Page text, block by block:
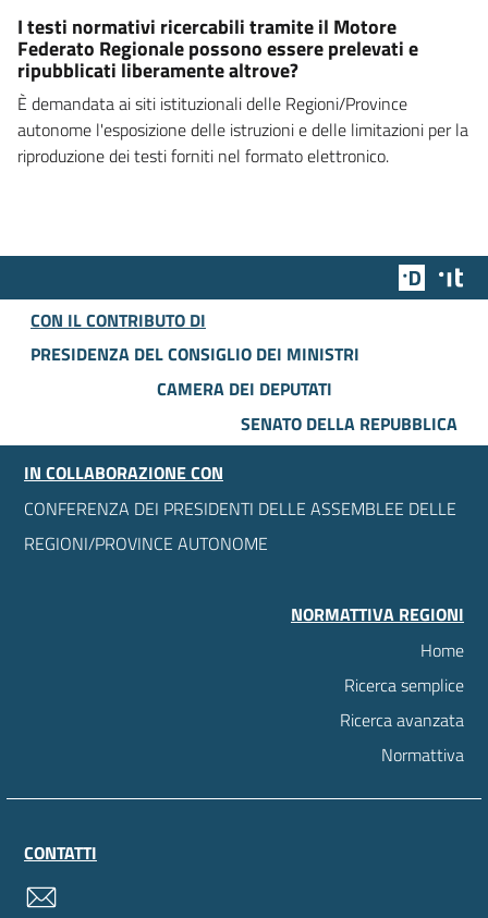
I testi normativi ricercabili tramite il Motore
Federato Regionale possono essere prelevati e
ripubblicati liberamente altrove?
È demandata ai siti istituzionali delle Regioni/Province
autonome l'esposizione delle istruzioni e delle limitazioni per la
riproduzione dei testi forniti nel formato elettronico.
Team
CON IL CONTRIBUTO DI
PRESIDENZA DEL CONSIGLIO DEI MINISTRI
CAMERA DEI DEPUTATI
SENATO DELLA REPUBBLICA
IN COLLABORAZIONE CON
CONFERENZA DEI PRESIDENTI DELLE ASSEMBLEE DELLE
REGIONI/PROVINCE AUTONOME
NORMATTIVA REGIONI
Home
Ricerca semplice
Ricerca avanzata
Normattiva
CONTATTI